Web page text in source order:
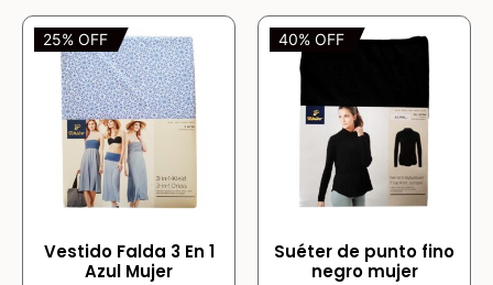
25% OFF
Vestido Falda 3 En 1
Azul Mujer
40% OFF
Suéter de punto fino
negro mujer